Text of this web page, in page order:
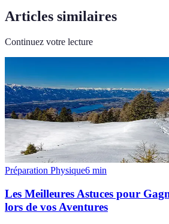
Articles similaires
Continuez votre lecture
Préparation Physique6 min
Les Meilleures Astuces pour
lors de vos Aventures